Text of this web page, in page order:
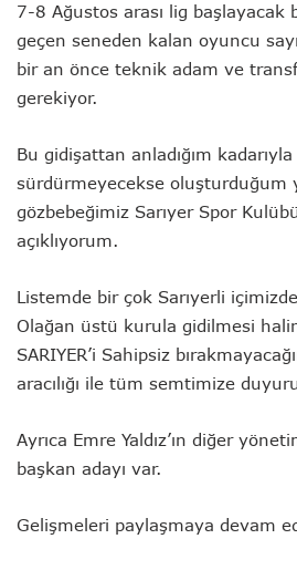
7-8 Ağustos arası lig başlayacak
geçen seneden kalan oyuncu
bir an önce teknik adam ve
gerekiyor.
Bu gidişattan anladığım
sürdürmeyecekse oluşturduğum
gözbebeğimiz Sarıyer Spor
açıklıyorum.
Listemde bir çok Sarıyerli
Olağan üstü kurula gidilmesi
SARIYER’i Sahipsiz
aracılığı ile tüm semtimize
Ayrıca Emre Yaldız’ın diğer
başkan adayı var.
Gelişmeleri paylaşmaya devam